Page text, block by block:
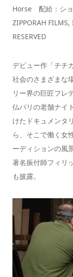
Horse 配給：シ
ZIPPORAH FILMS,
RESERVED
デビュー作「チチ
社会のさまざまな
リー界の巨匠フレ
仏パリの老舗ナイ
けたドキュメンタ
ら、そこで働く女
ーディションの風
著名振付師フィリ
も披露。